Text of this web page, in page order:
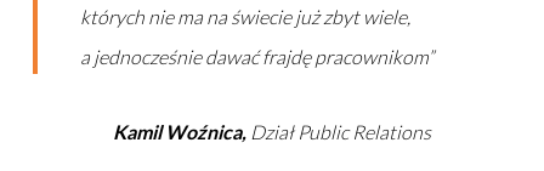
których nie ma na świecie już zbyt wiele,
a jednocześnie dawać frajdę pracownikom”
Kamil Woźnica, Dział Public Relations